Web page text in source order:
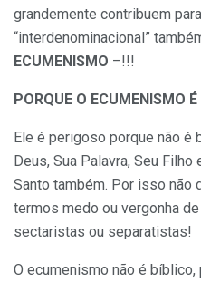
grandemente contribuem
“interdenominacional”
ECUMENISMO –!!!
PORQUE O ECUMENISMO É
Ele é perigoso porque não é
Deus, Sua Palavra, Seu
Santo também. Por isso não
termos medo ou vergonha
sectaristas ou separatistas!
O ecumenismo não é